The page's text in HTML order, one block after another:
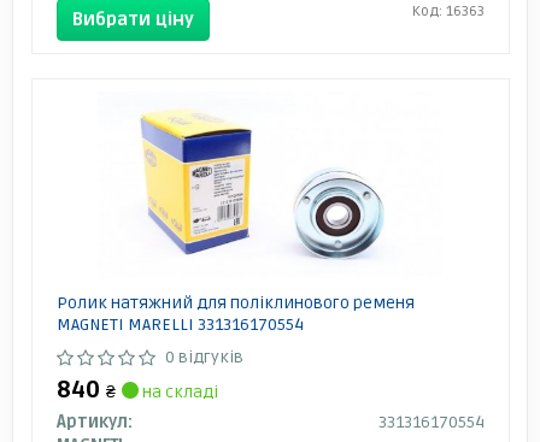
Вибрати ціну Код: 16363
Ролик натяжний для поліклинового ременя
MAGNETI MARELLI 331316170554
0 відгуків
840 ₴
на складі
Артикул:
331316170554